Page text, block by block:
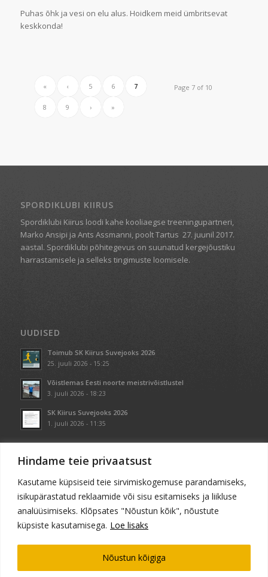
Hindame teie privaatsust
Kasutame küpsiseid teie sirvimiskogemuse parandamiseks,
isikupärastatud reklaamide või sisu esitamiseks ja liikluse
analüüsimiseks. Klõpsates "Nõustun kõik", nõustute
küpsiste kasutamisega. Loe lisaks
Nõustun kõigiga
Puhas õhk ja vesi on elu alus. Hoidkem meid ümbritsevat
keskkonda!
Page 7 of 10
« ‹ 5 6 7
8 9 › »
SPORDIKLUBI KIIRUS
Spordiklubi Kiirus loodi kahe kooliaegse treeningupartneri,
Marko Ansipi ja Ants Assmanni, poolt Tartus 27. juunil 2017.
aastal. Spordiklubi põhitegevus on suunatud kergejõustiku
harrastamisele ja selleks tingimuste loomisele.
UUDISED
Toimub SK Kiirus Suvejooks 2026
25. juuli 2026 - 15:25
Võistlemas Eesti noorte meistrivõistlustel
3. juuli 2026 - 18:23
SK Kiirus Suvejooks 2026
1. juuli 2026 - 11:35
KONTAKT
+372 5560 9992
marko@kiirus.eu